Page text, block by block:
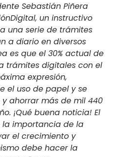
Sebastián Piñera
un instructivo
una serie de trámites
a diario en diversos
es que el 30% actual de
trámites digitales con el
expresión,
el uso de papel y se
ahorrar más de mil 440
¡Qué buena noticia! El
la importancia de la
el crecimiento y
debe hacer la